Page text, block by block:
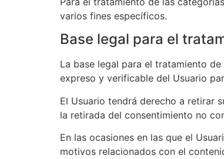
varios fines específicos.
Base legal para el
La base legal para el tratamiento
expreso y verificable del Usuario
El Usuario tendrá derecho a retirar
la retirada del consentimiento no
En las ocasiones en las que el
motivos relacionados con el